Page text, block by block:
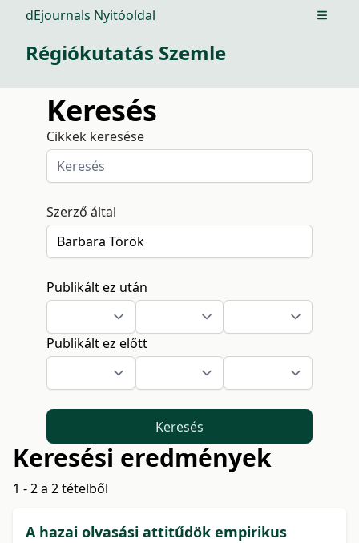
dEjournals Nyitóoldal Open
Régiókutatás Szemle
Keresés
Cikkek keresése
Szerző által
Publikált ez után
Publikált ez előtt
Keresés
Keresési eredmények
1 - 2 a 2 tételből
A hazai olvasási attitűdök empirikus